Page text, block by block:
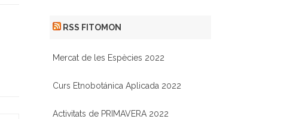
RSS FITOMON
Mercat de les Espècies 2022
Curs Etnobotánica Aplicada 2022
Activitats de PRIMAVERA 2022